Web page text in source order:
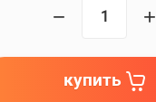
− +
купить